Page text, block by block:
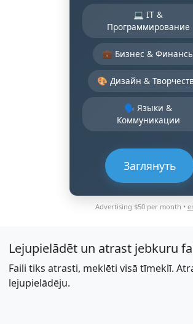
💻 IT &
Программирование
💼 Бизнес &
🎨 Дизайн &
🗣️ Языки &
Коммуникации
Заглянуть
Advertising $50 per month •
Lejupielādēt un atrast jebkuru
Faili tiks atrasti, meklēti visā tīmeklī.
lejupielādēju.